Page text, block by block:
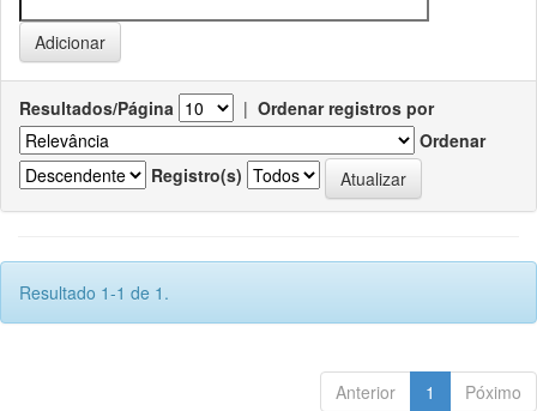
Resultados/Página | Ordenar registros por
Ordenar
Registro(s)
Resultado 1-1 de 1.
Anterior 1 Póximo